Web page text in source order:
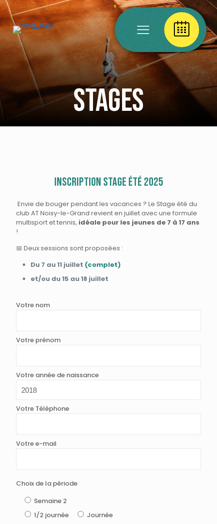
Stages
Inscription stage été 2025
Envie de bouger pendant les vacances ? Le Stage été du
club AT Noisy-le-Grand revient en juillet avec une formule
multisport et tennis, idéale pour les jeunes de 7 à 17 ans
!
📅 Deux sessions sont proposées :
Du 7 au 11 juillet (complet)
et/ou du 15 au 18 juillet
Votre nom
Votre prénom
Votre année de naissance
Votre Téléphone
Votre e-mail
Choix de la période
Semaine 2
1/2 journée
Journée